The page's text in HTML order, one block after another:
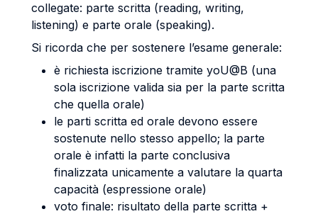
collegate: parte scritta (reading, writing,
listening) e parte orale (speaking).
Si ricorda che per sostenere l’esame generale:
è richiesta iscrizione tramite yoU@B (una
sola iscrizione valida sia per la parte scritta
che quella orale)
le parti scritta ed orale devono essere
sostenute nello stesso appello; la parte
orale è infatti la parte conclusiva
finalizzata unicamente a valutare la quarta
capacità (espressione orale)
voto finale: risultato della parte scritta +